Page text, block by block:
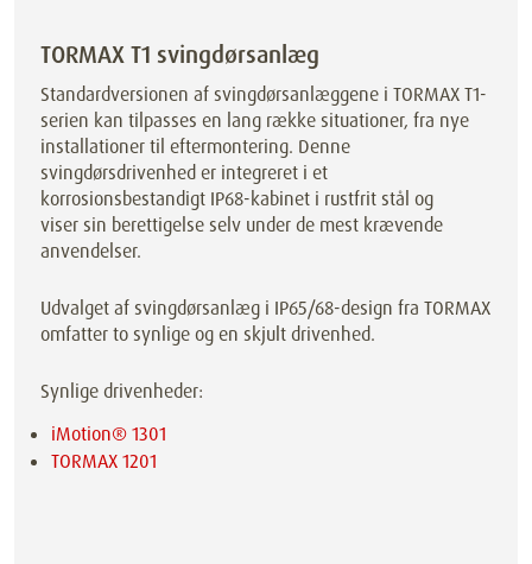
TORMAX T1 svingdørsanlæg
Standardversionen af svingdørsanlæggene i TORMAX T1-
serien kan tilpasses en lang række situationer, fra nye
installationer til eftermontering. Denne
svingdørsdrivenhed er integreret i et
korrosionsbestandigt IP68-kabinet i rustfrit stål og
viser sin berettigelse selv under de mest krævende
anvendelser.
Udvalget af svingdørsanlæg i IP65/68-design fra TORMAX
omfatter to synlige og en skjult drivenhed.
Synlige drivenheder:
iMotion® 1301
TORMAX 1201